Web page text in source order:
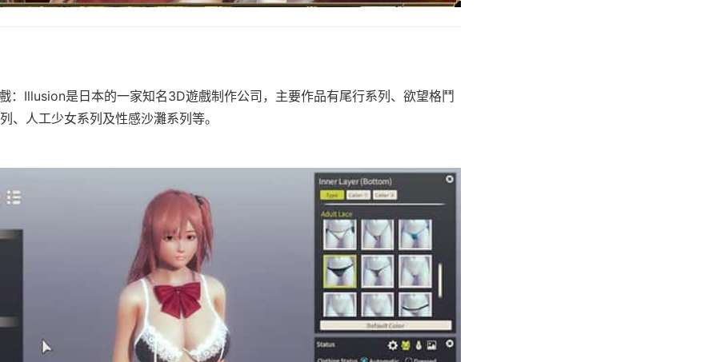
：Illusion是日本的一家知名3D遊戲制作公司，主要作品有尾行系列、欲望格鬥
、人工少女系列及性感沙灘系列等。